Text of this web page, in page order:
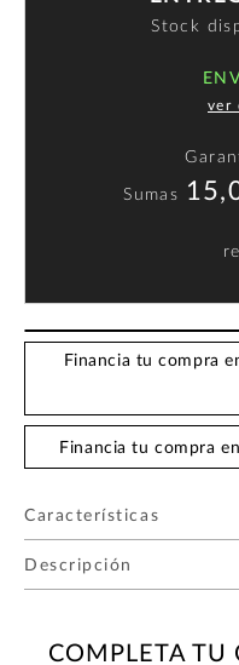
Stock
ver
Sumas
Financia tu compra
Financia tu compra
Características
Descripción
COMPLETA TU